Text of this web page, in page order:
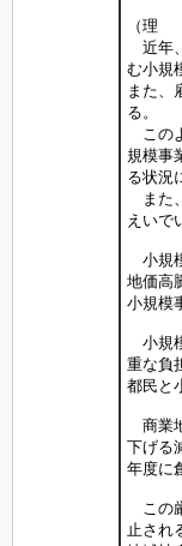
（理
近年
む小規
また、
る。
この
規模事
る状況
また
えいで
小規
地価高
小規模
小規
重な負
都民と
商業
下げる
年度に
この
止され